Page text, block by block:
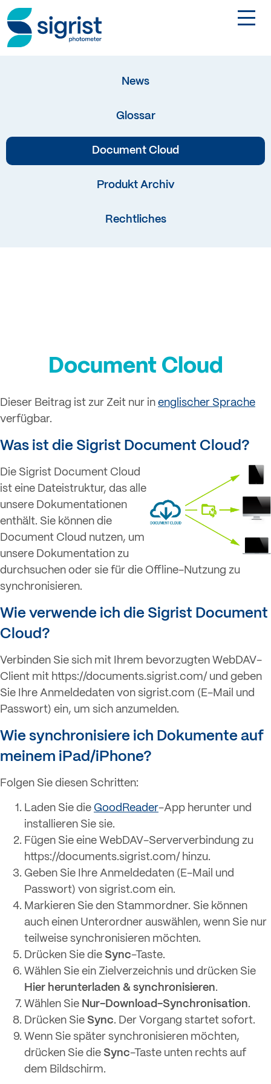
Produkte
News
Glossar
Document Cloud
Produkt Archiv
Rechtliches
Document Cloud
Dieser Beitrag ist zur Zeit nur in englischer Sprache
verfügbar.
Was ist die Sigrist Document Cloud?
Die Sigrist Document Cloud
ist eine Dateistruktur, das alle
unsere Dokumentationen
enthält. Sie können die
Document Cloud nutzen, um
unsere Dokumentation zu
durchsuchen oder sie für die Offline-Nutzung zu
synchronisieren.
Wie verwende ich die Sigrist Document
Cloud?
Verbinden Sie sich mit Ihrem bevorzugten WebDAV-
Client mit https://documents.sigrist.com/ und geben
Sie Ihre Anmeldedaten von sigrist.com (E-Mail und
Passwort) ein, um sich anzumelden.
Wie synchronisiere ich Dokumente auf
meinem iPad/iPhone?
Folgen Sie diesen Schritten:
Laden Sie die GoodReader-App herunter und
installieren Sie sie.
Fügen Sie eine WebDAV-Serververbindung zu
https://documents.sigrist.com/ hinzu.
Geben Sie Ihre Anmeldedaten (E-Mail und
Passwort) von sigrist.com ein.
Markieren Sie den Stammordner. Sie können
auch einen Unterordner auswählen, wenn Sie nur
teilweise synchronisieren möchten.
Drücken Sie die Sync-Taste.
Wählen Sie ein Zielverzeichnis und drücken Sie
Hier herunterladen & synchronisieren.
Wählen Sie Nur-Download-Synchronisation.
Drücken Sie Sync. Der Vorgang startet sofort.
Wenn Sie später synchronisieren möchten,
drücken Sie die Sync-Taste unten rechts auf
dem Bildschirm.